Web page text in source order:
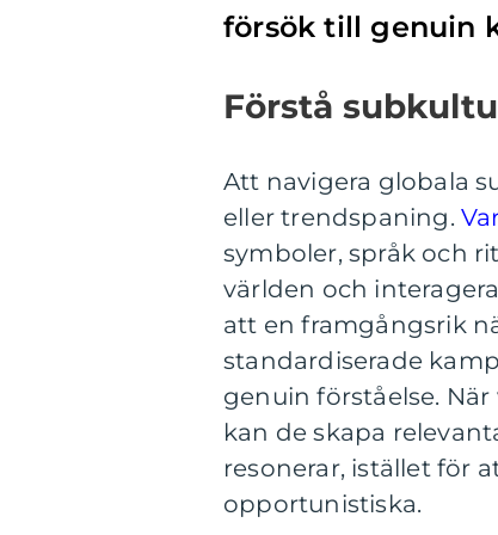
försök till genuin
Förstå
Att navigera globala
eller trendspaning.
symboler, språk och
världen och
att en framgångsrik
standardiserade
genuin förståelse.
kan de skapa
resonerar, istället för
opportunistiska.